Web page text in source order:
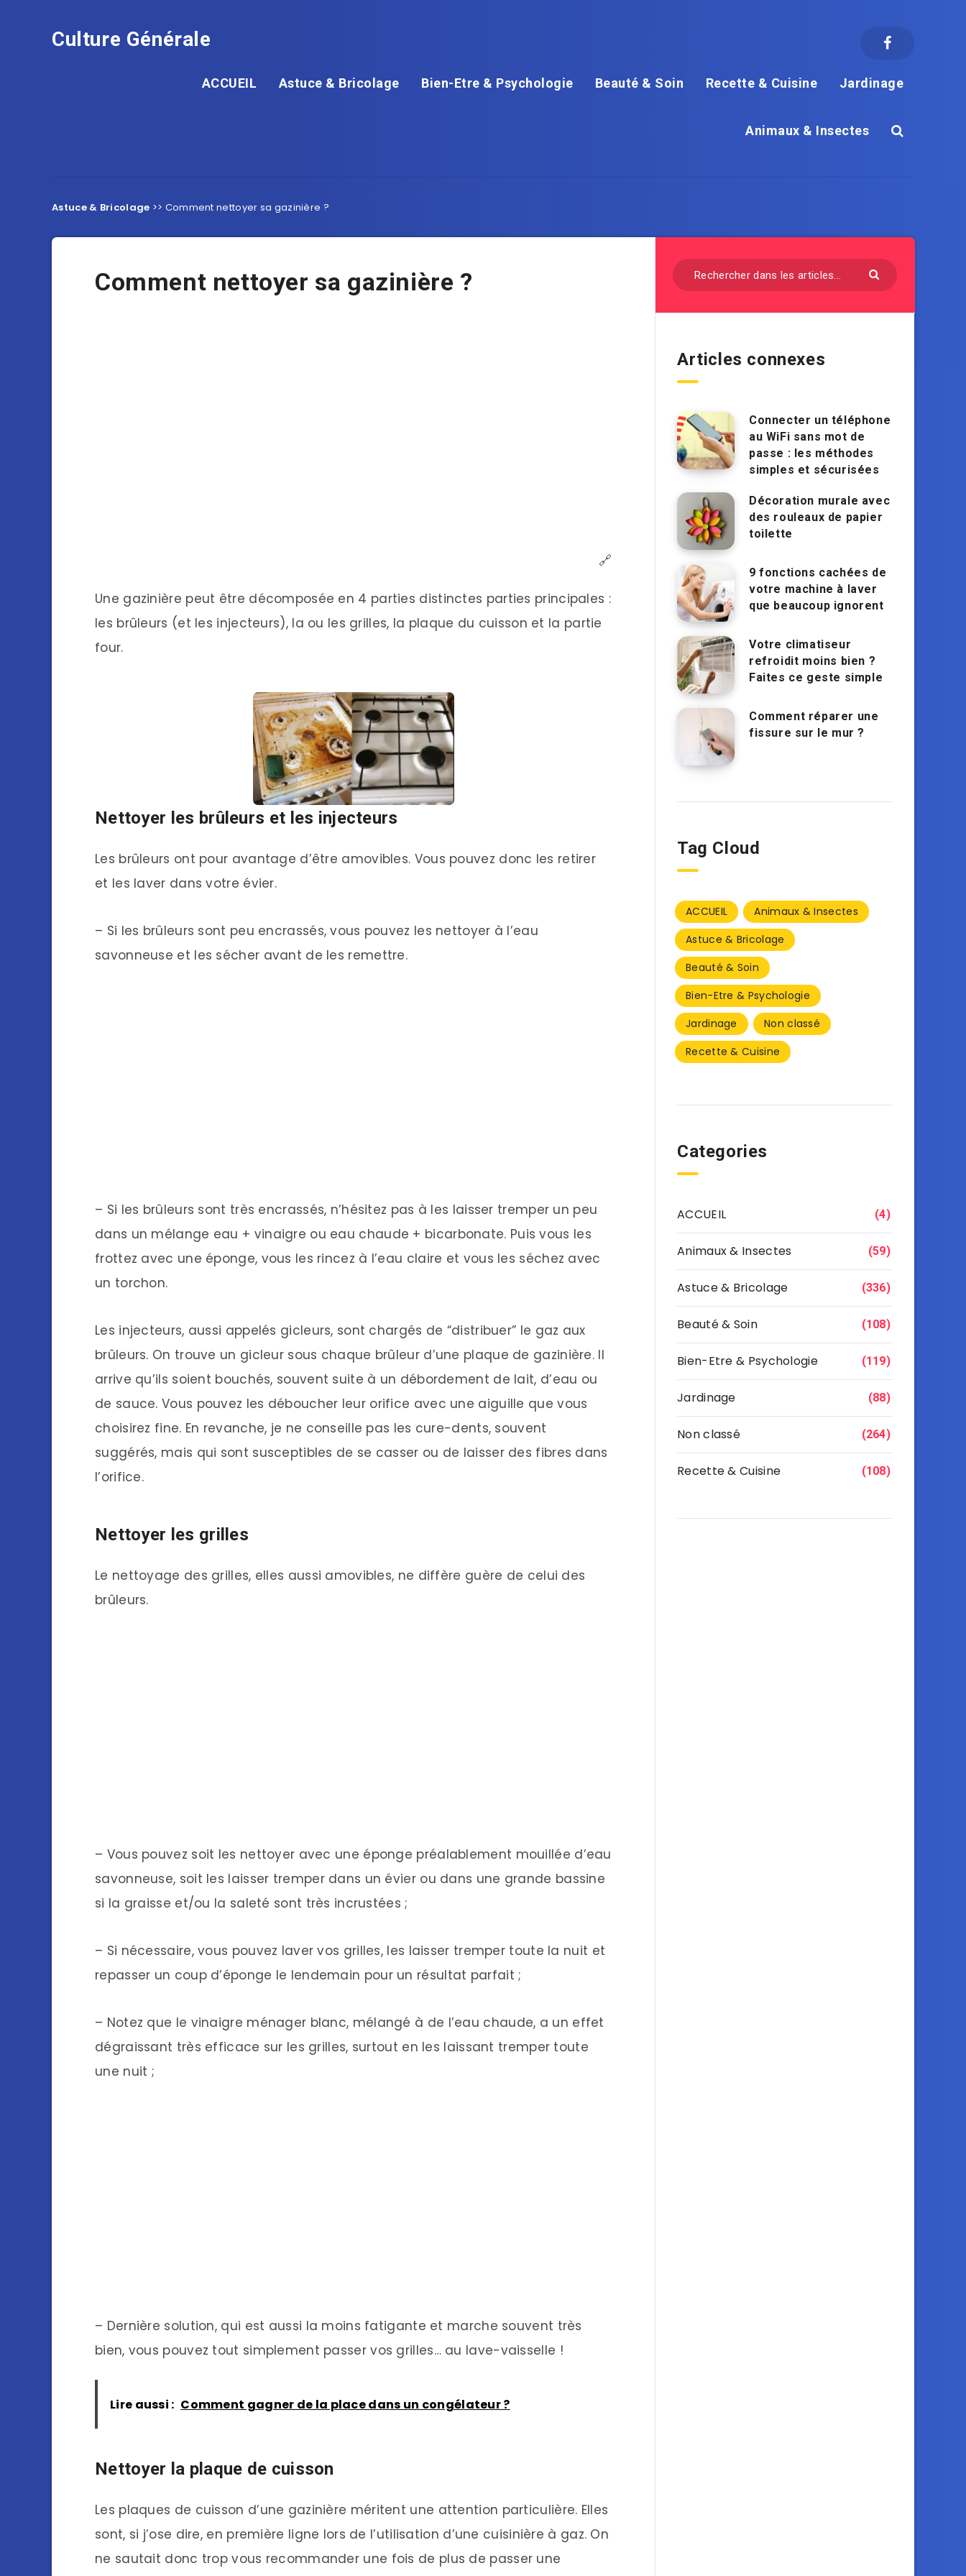
Culture Générale
ACCUEIL Astuce & Bricolage Bien-Etre & Psychologie Beauté & Soin Recette & Cuisine Jardinage
Animaux & Insectes
Astuce & Bricolage >> Comment nettoyer sa gazinière ?
Comment nettoyer sa gazinière ?
🔗
Une gazinière peut être décomposée en 4 parties distinctes parties principales :
les brûleurs (et les injecteurs), la ou les grilles, la plaque du cuisson et la partie
four.
Nettoyer les brûleurs et les injecteurs
Les brûleurs ont pour avantage d’être amovibles. Vous pouvez donc les retirer
et les laver dans votre évier.
– Si les brûleurs sont peu encrassés, vous pouvez les nettoyer à l’eau
savonneuse et les sécher avant de les remettre.
– Si les brûleurs sont très encrassés, n’hésitez pas à les laisser tremper un peu
dans un mélange eau + vinaigre ou eau chaude + bicarbonate. Puis vous les
frottez avec une éponge, vous les rincez à l’eau claire et vous les séchez avec
un torchon.
Les injecteurs, aussi appelés gicleurs, sont chargés de “distribuer” le gaz aux
brûleurs. On trouve un gicleur sous chaque brûleur d’une plaque de gazinière. Il
arrive qu’ils soient bouchés, souvent suite à un débordement de lait, d’eau ou
de sauce. Vous pouvez les déboucher leur orifice avec une aiguille que vous
choisirez fine. En revanche, je ne conseille pas les cure-dents, souvent
suggérés, mais qui sont susceptibles de se casser ou de laisser des fibres dans
l’orifice.
Nettoyer les grilles
Le nettoyage des grilles, elles aussi amovibles, ne diffère guère de celui des
brûleurs.
– Vous pouvez soit les nettoyer avec une éponge préalablement mouillée d’eau
savonneuse, soit les laisser tremper dans un évier ou dans une grande bassine
si la graisse et/ou la saleté sont très incrustées ;
– Si nécessaire, vous pouvez laver vos grilles, les laisser tremper toute la nuit et
repasser un coup d’éponge le lendemain pour un résultat parfait ;
– Notez que le vinaigre ménager blanc, mélangé à de l’eau chaude, a un effet
dégraissant très efficace sur les grilles, surtout en les laissant tremper toute
une nuit ;
– Dernière solution, qui est aussi la moins fatigante et marche souvent très
bien, vous pouvez tout simplement passer vos grilles… au lave-vaisselle !
Lire aussi : Comment gagner de la place dans un congélateur ?
Nettoyer la plaque de cuisson
Les plaques de cuisson d’une gazinière méritent une attention particulière. Elles
sont, si j’ose dire, en première ligne lors de l’utilisation d’une cuisinière à gaz. On
ne sautait donc trop vous recommander une fois de plus de passer une
Articles connexes
Connecter un téléphone
au WiFi sans mot de
passe : les méthodes
simples et sécurisées
Décoration murale avec
des rouleaux de papier
toilette
9 fonctions cachées de
votre machine à laver
que beaucoup ignorent
Votre climatiseur
refroidit moins bien ?
Faites ce geste simple
Comment réparer une
fissure sur le mur ?
Tag Cloud
ACCUEIL
Animaux & Insectes
Astuce & Bricolage
Beauté & Soin
Bien-Etre & Psychologie
Jardinage
Non classé
Recette & Cuisine
Categories
ACCUEIL (4)
Animaux & Insectes (59)
Astuce & Bricolage (336)
Beauté & Soin (108)
Bien-Etre & Psychologie (119)
Jardinage (88)
Non classé (264)
Recette & Cuisine (108)